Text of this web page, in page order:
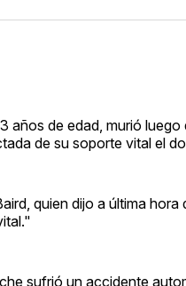
años de edad, murió
de su soporte vital el
quien dijo a última
sufrió un accidente